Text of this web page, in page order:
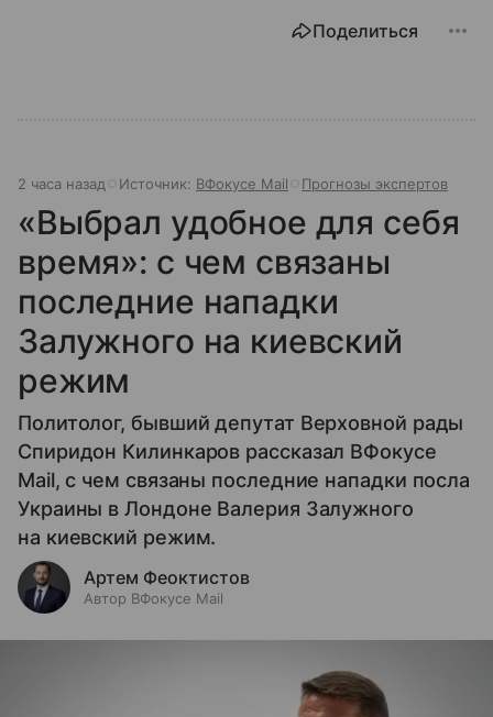
Поделиться
2 часа назад Источник: ВФокусе Mail Прогнозы экспертов
«Выбрал удобное для себя
время»: с чем связаны
последние нападки
Залужного на киевский
режим
Политолог, бывший депутат Верховной рады
Спиридон Килинкаров рассказал ВФокусе
Mail, с чем связаны последние нападки посла
Украины в Лондоне Валерия Залужного
на киевский режим.
Артем Феоктистов
Автор ВФокусе Mail